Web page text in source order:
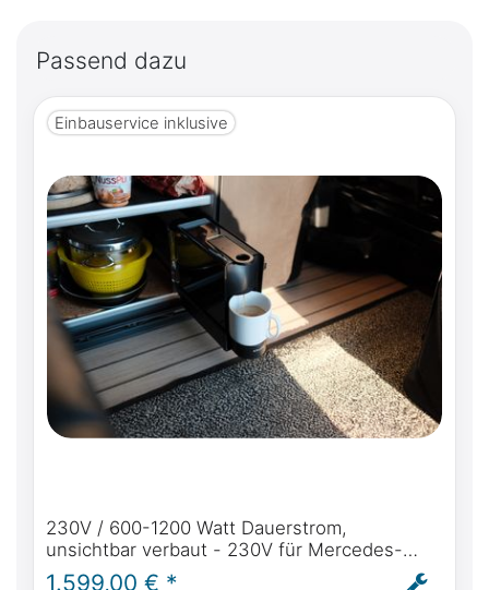
Passend dazu
Einbauservice inklusive
230V / 600-1200 Watt Dauerstrom,
unsichtbar verbaut - 230V für Mercedes-
Benz Marco Polo (W447) ab BJ2014 autark
1.599,00 € *